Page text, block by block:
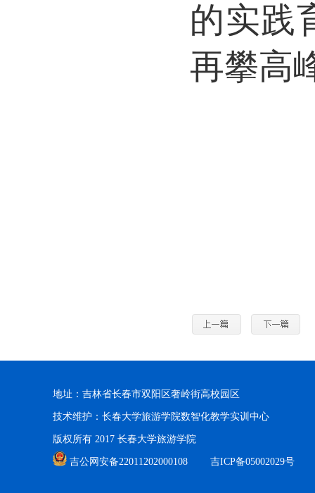
的实践
再攀高
地址：吉林省长春市双阳区奢岭街高校园区
技术维护：长春大学旅游学院数智化教学实训中心
版权所有 2017 长春大学旅游学院
吉公网安备22011202000108 吉ICP备05002029号